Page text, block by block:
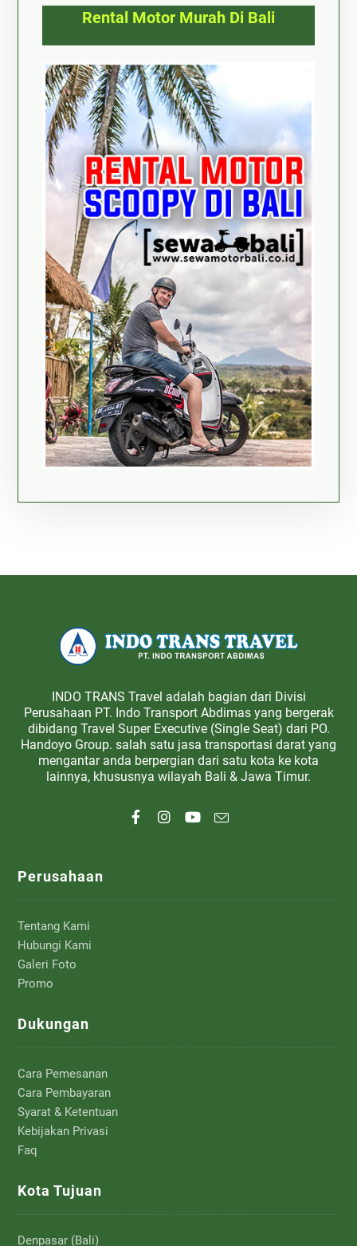
Rental Motor Murah Di Bali
INDO TRANS Travel adalah bagian dari Divisi
Perusahaan PT. Indo Transport Abdimas yang bergerak
dibidang Travel Super Executive (Single Seat) dari PO.
Handoyo Group. salah satu jasa transportasi darat yang
mengantar anda berpergian dari satu kota ke kota
lainnya, khususnya wilayah Bali & Jawa Timur.
Perusahaan
Tentang Kami
Hubungi Kami
Galeri Foto
Promo
Dukungan
Cara Pemesanan
Cara Pembayaran
Syarat & Ketentuan
Kebijakan Privasi
Faq
Kota Tujuan
Denpasar (Bali)